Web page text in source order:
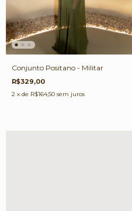
Conjunto Positano - Militar
R$329,00
2 x de R$164,50 sem juros